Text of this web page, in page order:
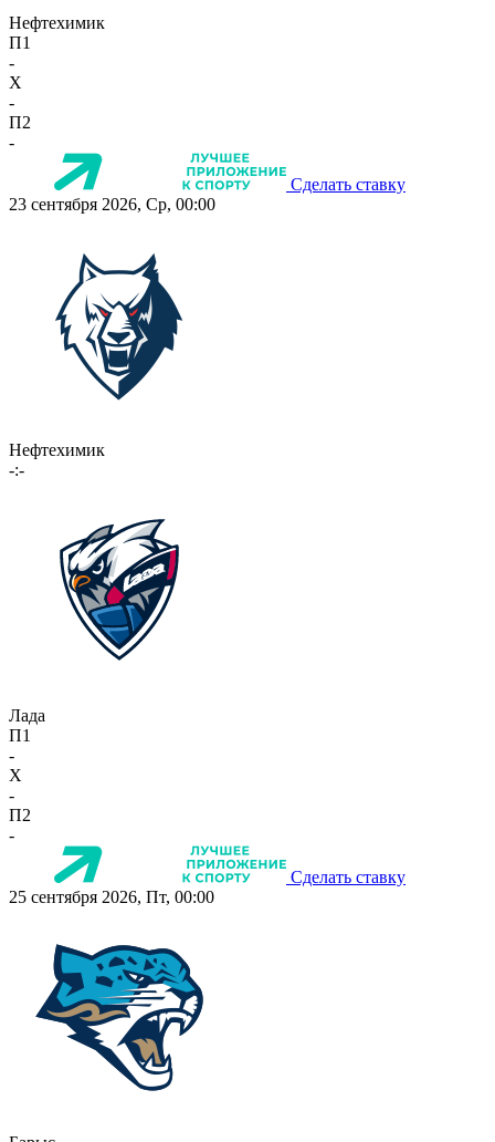
Нефтехимик
П1
-
X
-
П2
-
Сделать ставку
23 сентября 2026, Ср, 00:00
Нефтехимик
-:-
Лада
П1
-
X
-
П2
-
Сделать ставку
25 сентября 2026, Пт, 00:00